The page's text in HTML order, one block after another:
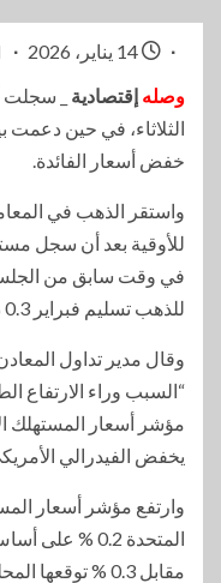
وصله إقتصادية _ سجلت
الثلاثاء، في حين دعمت
خفض أسعار الفائدة.
في وقت سابق من
للذهب تسليم فبراير 0.3 % إلى 4617.90 دولار عند ‌التسوية.
وقال مدير تداول
“السبب وراء الارتفاع
مؤشر أسعار المستهلك
يخفض الفيدرالي
وارتفع مؤشر أسعار
المتحدة 0.2